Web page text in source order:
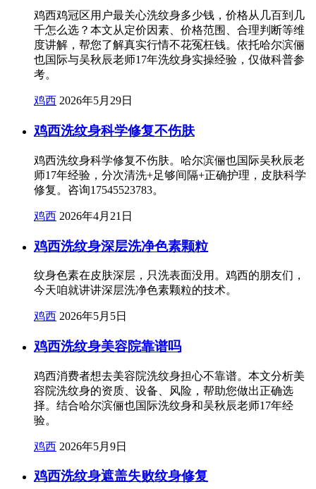
鸡西鸡冠区用户最关心洗纹身多少钱，价格从几百到几
千怎么选？本文从定价因素、价格范围、合理判断等维
度讲解，帮您了解真实行情不花冤枉钱。依托哈尔滨俪
也国际与吴秋辰老师17年洗纹身实操经验，仅做科普参
考。
鸡西 2026年5月29日
鸡西洗纹身科学修复不伤肤
鸡西洗纹身科学修复不伤肤。哈尔滨俪也国际吴秋辰老
师17年经验，分次清洗+足够间隔+正确护理，皮肤科学
修复。咨询17545523783。
鸡西 2026年4月21日
鸡西洗纹身深层洗净色素颗粒
纹身色素在皮肤深层，只洗表面没用。鸡西的朋友们，
今天咱就讲讲深层洗净色素颗粒的技术。
鸡西 2026年5月5日
鸡西洗纹身美容院靠谱吗
鸡西消费者想去美容院洗纹身担心不靠谱。本文分析美
容院洗纹身的资质、设备、风险，帮助您做出正确选
择。结合哈尔滨俪也国际洗纹身和吴秋辰老师17年经
验。
鸡西 2026年5月9日
鸡西洗纹身遮盖失败纹身修复